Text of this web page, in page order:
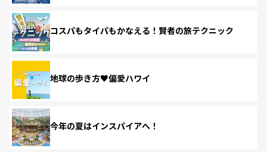
コスパもタイパもかなえる！賢者の旅テクニック
地球の歩き方♥偏愛ハワイ
今年の夏はインスパイアへ！